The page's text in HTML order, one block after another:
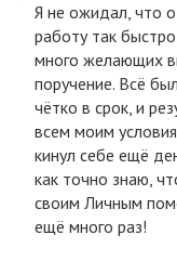
Я не ожидал, что
работу так
много желающих
поручение. Всё
чётко в срок, и
всем моим
кинул себе ещё
как точно знаю,
своим Личным
ещё много раз!